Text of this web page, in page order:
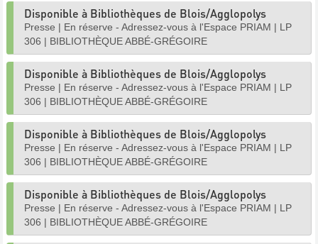
Disponible à Bibliothèques de Blois/Agglopolys
Presse | En réserve - Adressez-vous à l'Espace PRIAM | LP
306 | BIBLIOTHÈQUE ABBÉ-GRÉGOIRE
Disponible à Bibliothèques de Blois/Agglopolys
Presse | En réserve - Adressez-vous à l'Espace PRIAM | LP
306 | BIBLIOTHÈQUE ABBÉ-GRÉGOIRE
Disponible à Bibliothèques de Blois/Agglopolys
Presse | En réserve - Adressez-vous à l'Espace PRIAM | LP
306 | BIBLIOTHÈQUE ABBÉ-GRÉGOIRE
Disponible à Bibliothèques de Blois/Agglopolys
Presse | En réserve - Adressez-vous à l'Espace PRIAM | LP
306 | BIBLIOTHÈQUE ABBÉ-GRÉGOIRE